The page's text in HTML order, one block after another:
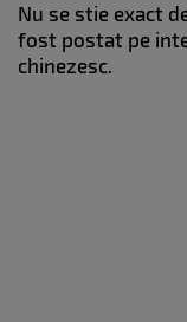
Nu se stie exact
fost postat pe
chinezesc.